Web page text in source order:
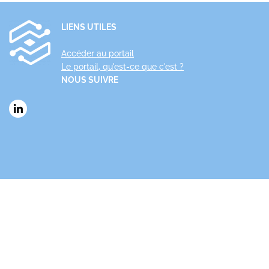
LIENS UTILES
Accéder au portail
Le portail, qu'est-ce que c'est ?
NOUS SUIVRE